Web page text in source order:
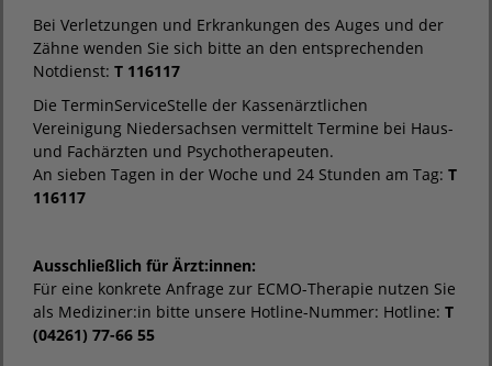
Bei Verletzungen und Erkrankungen des Auges und der
Zähne wenden Sie sich bitte an den entsprechenden
Notdienst: T 116117
Die TerminServiceStelle der Kassenärztlichen
Vereinigung Niedersachsen vermittelt Termine bei Haus-
und Fachärzten und Psychotherapeuten.
An sieben Tagen in der Woche und 24 Stunden am Tag: T
116117
Ausschließlich für Ärzt:innen:
Für eine konkrete Anfrage zur ECMO-Therapie nutzen Sie
als Mediziner:in bitte unsere Hotline-Nummer: Hotline: T
(04261) 77-66 55